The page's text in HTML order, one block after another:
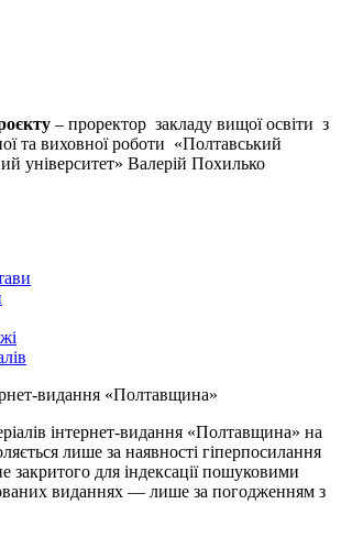
– проректор закладу вищої освіти з
та виховної роботи «Полтавський
університет» Валерій Похилько
видання «Полтавщина»
інтернет-видання «Полтавщина» на
лише за наявності гіперпосилання
закритого для індексації пошуковими
виданнях — лише за погодженням з